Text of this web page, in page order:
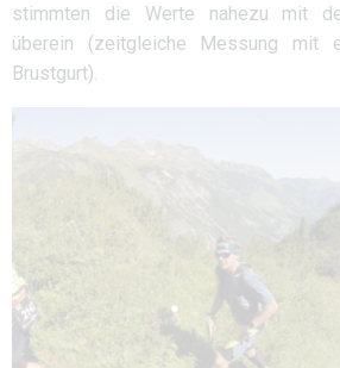
stimmten die Werte nahezu mit
überein (zeitgleiche Messung mit
Brustgurt).